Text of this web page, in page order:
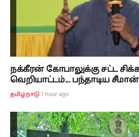
நக்கீரன் கோபாலுக்கு சட்ட
வெறியாட்டம்... பந்தாடிய
தமிழ்நாடு 1 hour ago